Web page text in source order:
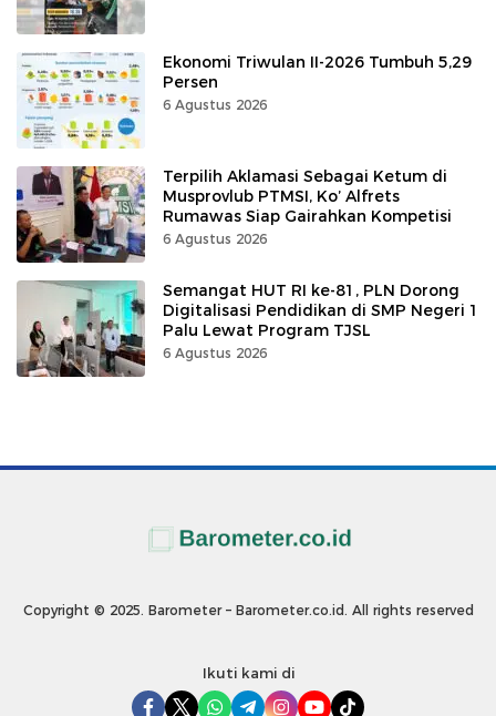
Ekonomi Triwulan II-2026 Tumbuh 5,29
Persen
6 Agustus 2026
Terpilih Aklamasi Sebagai Ketum di
Musprovlub PTMSI, Ko’ Alfrets
Rumawas Siap Gairahkan Kompetisi
6 Agustus 2026
Semangat HUT RI ke-81, PLN Dorong
Digitalisasi Pendidikan di SMP Negeri 1
Palu Lewat Program TJSL
6 Agustus 2026
Copyright © 2025. Barometer – Barometer.co.id. All rights reserved
Ikuti kami di